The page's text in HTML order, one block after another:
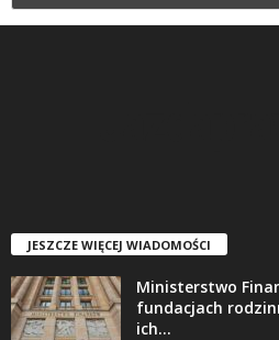
JESZCZE WIĘCEJ WIADOMOŚCI
Ministerstwo
fundacjach
ich...